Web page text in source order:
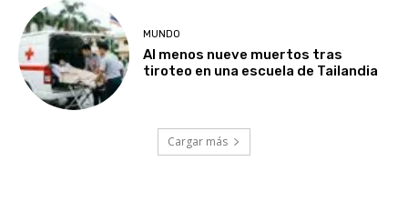
MUNDO
Al menos nueve muertos tras
tiroteo en una escuela de Tailandia
Cargar más